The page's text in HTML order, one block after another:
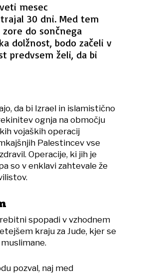
mesec
30 dni. Med tem
do sončnega
dolžnost, bodo začeli v
predvsem želi, da bi
da bi Izrael in islamistično
ognja na območju
vojaških operacij
Palestincev vse
Operacije, ki jih je
so v enklavi zahtevale že
spopadi v vzhodnem
kraju za Jude, kjer se
pozval, naj med